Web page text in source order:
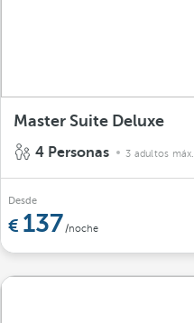
Master Suite Deluxe
4 Personas
3 adultos máx.
Desde
137/noche